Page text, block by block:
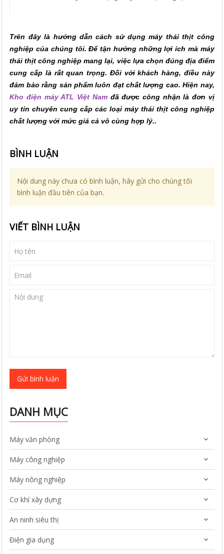
Trên đây là hướng dẫn cách sử dụng máy thái thịt công
nghiệp của chúng tôi. Để tận hưởng những lợi ích mà máy
thái thịt công nghiệp mang lại, việc lựa chọn đúng địa điểm
cung cấp là rất quan trọng. Đối với khách hàng, điều này
đảm bảo rằng sản phẩm luôn đạt chất lượng cao. Hiện nay,
Kho điện máy ATL Việt Namđã được công nhận là đơn vị
uy tín chuyên cung cấp các loại máy thái thịt công nghiệp
chất lượng với mức giá cả vô cùng hợp lý..
BÌNH LUẬN
Nội dung này chưa có bình luận, hãy gửi cho chúng tôi
bình luận đầu tiên của bạn.
VIẾT BÌNH LUẬN
Gửi bình luận
DANH MỤC
Máy văn phòng
Máy công nghiệp
Máy nông nghiệp
Cơ khí xây dựng
An ninh siêu thị
Điện gia dụng